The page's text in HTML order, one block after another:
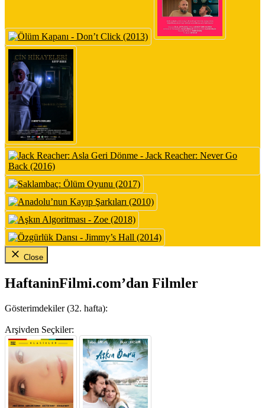
Close
HaftaninFilmi.com’dan Filmler
Gösterimdekiler (32. hafta):
Arşivden Seçkiler: